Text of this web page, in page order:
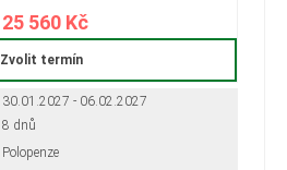
25 560 Kč
Zvolit termín
30.01.2027 - 06.02.2027
8 dnů
Polopenze